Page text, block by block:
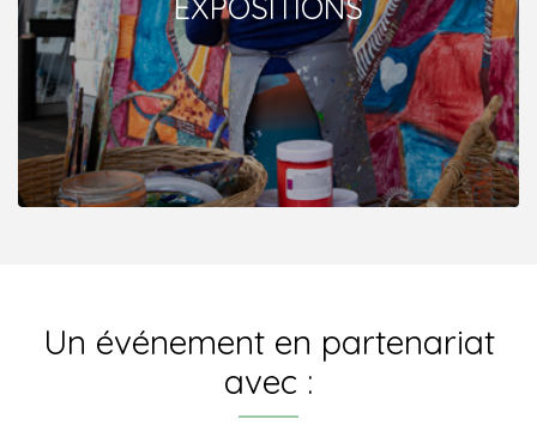
Un événement en partenariat
avec :